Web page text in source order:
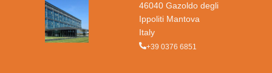
46040 Gazoldo degli
Ippoliti Mantova
Italy
+39 0376 6851